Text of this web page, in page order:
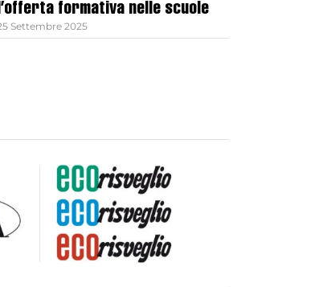
formativa nelle scuole
Settembre 2025